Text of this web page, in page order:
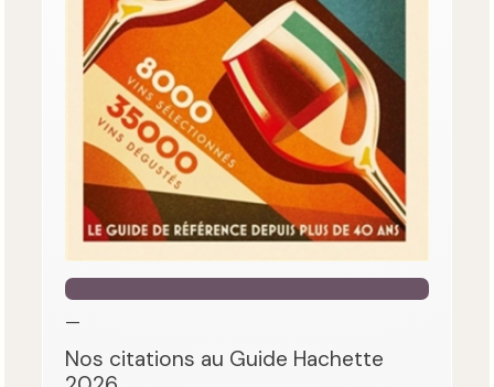
—
Nos citations au Guide Hachette